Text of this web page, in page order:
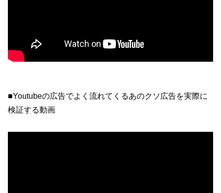
■Youtubeの広告でよく流れてくるあのクソ広告を実際に
検証する動画